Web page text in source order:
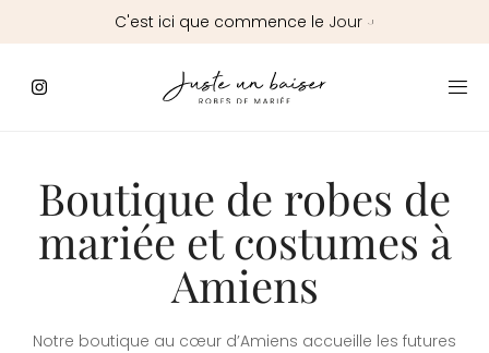
C'est ici que commence le Jour J
Boutique de robes de
mariée et costumes à
Amiens
Notre boutique au cœur d’Amiens accueille les futures